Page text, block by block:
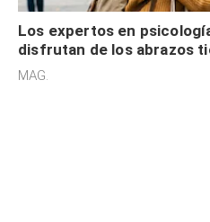
Los expertos en
disfrutan de los abrazos
sensibilidad a los
MAG.